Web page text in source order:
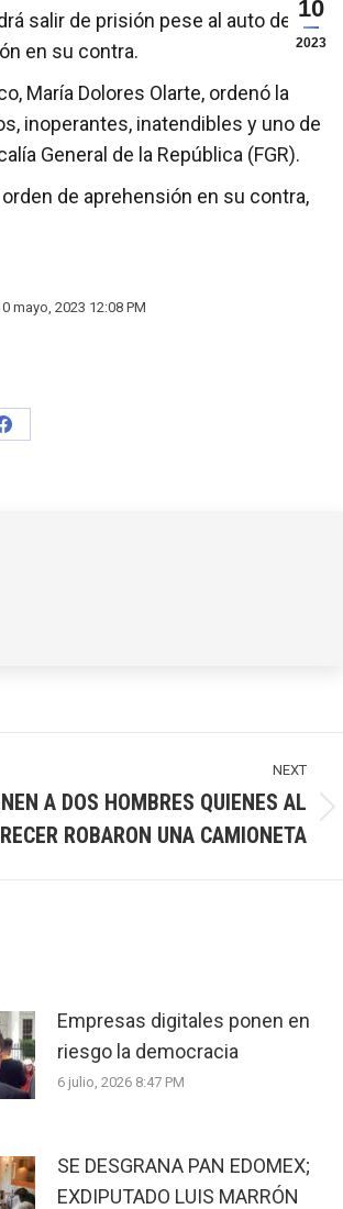
10
2023
salir de prisión pese al auto de
en su contra.
María Dolores Olarte, ordenó la
inoperantes, inatendibles y uno de
General de la República (FGR).
de aprehensión en su contra,
mayo, 2023 12:08 PM
Share
NEXT
A DOS HOMBRES QUIENES AL
ROBARON UNA CAMIONETA
Empresas digitales ponen en
riesgo la democracia
6 julio, 2026 8:47 PM
SE DESGRANA PAN EDOMEX;
EXDIPUTADO LUIS MARRÓN